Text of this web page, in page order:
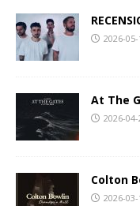
2026-
At The
2026-
Colton
2026-03-